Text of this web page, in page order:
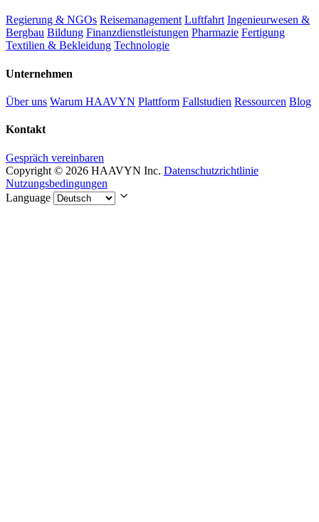
Regierung & NGOs Reisemanagement Luftfahrt Ingenieurwesen &
Bergbau Bildung Finanzdienstleistungen Pharmazie Fertigung
Textilien & Bekleidung Technologie
Unternehmen
Über uns Warum HAAVYN Plattform Fallstudien Ressourcen Blog
Kontakt
Gespräch vereinbaren
Copyright © 2026 HAAVYN Inc. Datenschutzrichtlinie
Nutzungsbedingungen
Language